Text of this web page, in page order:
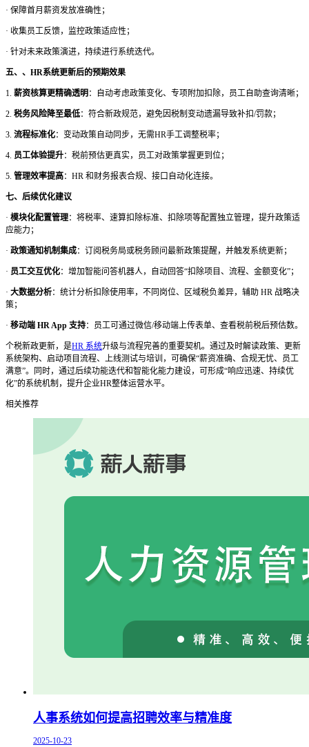
· 保障首月薪资发放准确性；
· 收集员工反馈，监控政策适应性；
· 针对未来政策演进，持续进行系统迭代。
五、、 HR系统更新后的预期效果
1. 薪资核算更精确透明 ：自动考虑政策变化、专项附加扣除，员工自助查询清晰；
2. 税务风险降至最低：符合新政规范，避免因税制变动遗漏导致补扣/罚款；
3. 流程标准化：变动政策自动同步，无需HR手工调整税率；
4. 员工体验提升：税前预估更真实，员工对政策掌握更到位；
5. 管理效率提高： HR 和财务报表合规、接口自动化连接。
七、后续优化建议
· 模块化配置管理：将税率、速算扣除标准、扣除项等配置独立管理，提升政策适
应能力；
· 政策通知机制集成：订阅税务局或税务顾问最新政策提醒，并触发系统更新；
· 员工交互优化：增加智能问答机器人，自动回答“扣除项目、流程、金额变化”；
· 大数据分析：统计分析扣除使用率，不同岗位、区域税负差异，辅助 HR 战略决
策；
· 移动端 HR App 支持：员工可通过微信/移动端上传表单、查看税前税后预估数。
个税新政更新，是HR 系统升级与流程完善的重要契机。通过及时解读政策、更新
系统架构、启动项目流程、上线测试与培训，可确保“薪资准确、合规无忧、员工
满意”。同时，通过后续功能迭代和智能化能力建设，可形成“响应迅速、持续优
化”的系统机制，提升企业HR整体运营水平。
相关推荐
人事系统如何提高招聘效率与精准度
2025-10-23